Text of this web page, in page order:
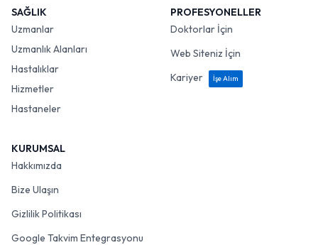
SAĞLIK
Uzmanlar
Uzmanlık Alanları
Hastalıklar
Hizmetler
Hastaneler
PROFESYONELLER
Doktorlar İçin
Web Siteniz İçin
Kariyer
İşe Alım
KURUMSAL
Hakkımızda
Bize Ulaşın
Gizlilik Politikası
Google Takvim Entegrasyonu